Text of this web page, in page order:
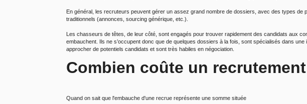
En général, les recruteurs peuvent gérer un assez grand nombre de dossiers, avec des types de
traditionnels (annonces, sourcing générique, etc.).
Les chasseurs de têtes, de leur côté, sont engagés pour trouver rapidement des candidats aux
embauchent. Ils ne s’occupent donc que de quelques dossiers à la fois, sont spécialisés dans
approcher de potentiels candidats et sont très habiles en négociation.
Combien coûte un
Quand on sait que l'embauche d'une recrue représente une somme située